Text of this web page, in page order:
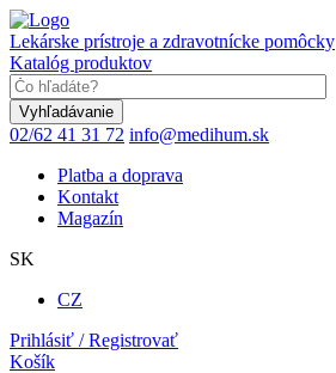
Skočiť
na
hlavný
obsah
Lekárske prístroje a zdravotnícke pomôcky
Katalóg produktov
02/62 41 31 72 info@medihum.sk
Platba a doprava
Kontakt
Magazín
SK
CZ
Prihlásiť / Registrovať
Košík